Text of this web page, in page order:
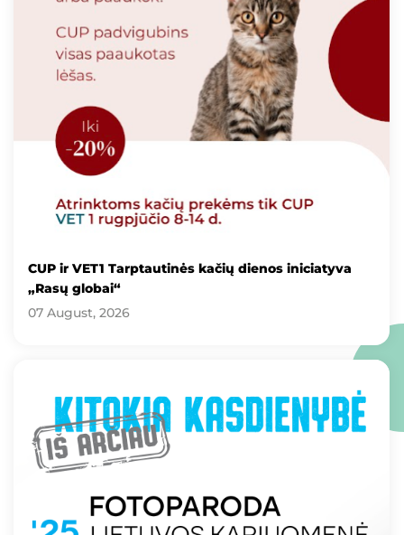
CUP ir VET1 Tarptautinės kačių dienos iniciatyva
„Rasų globai“
07 August, 2026